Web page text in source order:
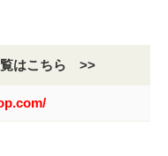
覧はこちら >>